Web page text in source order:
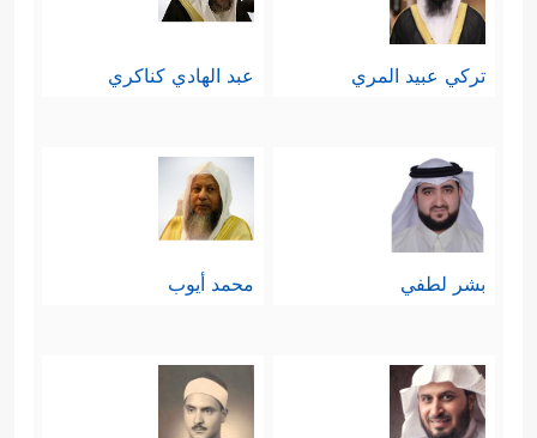
تركي عبيد المري عبد الهادي كناكري
بشر لطفي محمد أيوب